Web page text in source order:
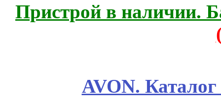
Пристрой в наличии.
AVON.